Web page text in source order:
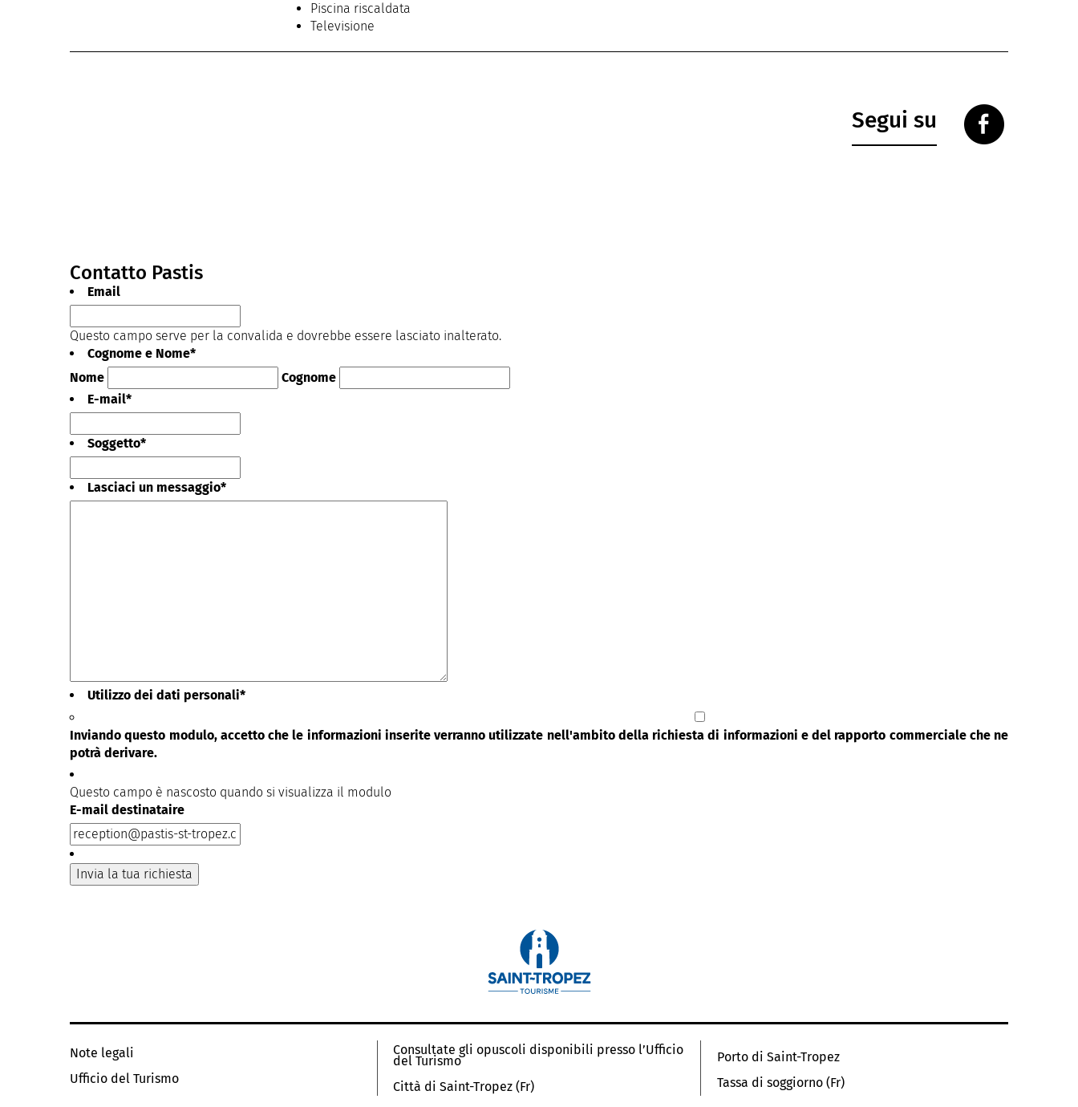
Piscina riscaldata
Televisione
Segui su
Contatto Pastis
Email
Questo campo serve per la convalida e dovrebbe essere lasciato inalterato.
Cognome e Nome*
Nome
Cognome
E-mail*
Soggetto*
Lasciaci un messaggio*
Utilizzo dei dati personali*
Inviando questo modulo, accetto che le informazioni inserite verranno utilizzate nell'ambito della richiesta di informazioni e del rapporto commerciale che ne
potrà derivare.
Questo campo è nascosto quando si visualizza il modulo
E-mail destinataire
Note legali
Ufficio del Turismo
Consultate gli opuscoli disponibili presso l’Ufficio
del Turismo
Città di Saint-Tropez (Fr)
Porto di Saint-Tropez
Tassa di soggiorno (Fr)